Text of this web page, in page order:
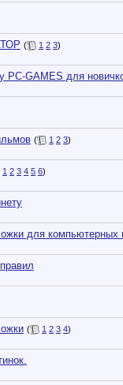
( 1 2 3)
PC-GAMES для
( 1 2 3)
1 2 3 4 5 6)
для компьютерных
( 1 2 3 4)